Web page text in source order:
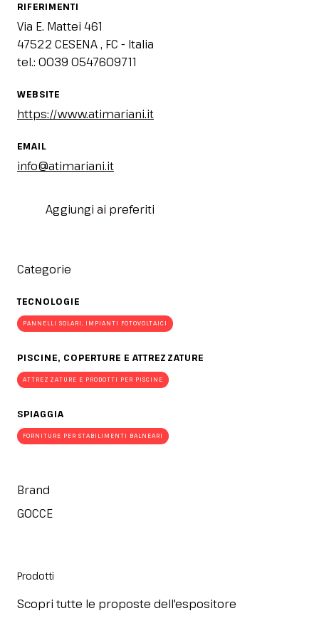
RIFERIMENTI
Via E. Mattei 461
47522 CESENA , FC - Italia
tel.: 0039 0547609711
WEBSITE
https://www.atimariani.it
EMAIL
info@atimariani.it
Aggiungi ai preferiti
Categorie
TECNOLOGIE
PANNELLI SOLARI, IMPIANTI FOTOVOLTAICI
PISCINE, COPERTURE E ATTREZZATURE
ATTREZZATURE E PRODOTTI PER PISCINE
SPIAGGIA
FORNITURE PER STABILIMENTI BALNEARI
Brand
GOCCE
Prodotti
Scopri tutte le proposte dell'espositore